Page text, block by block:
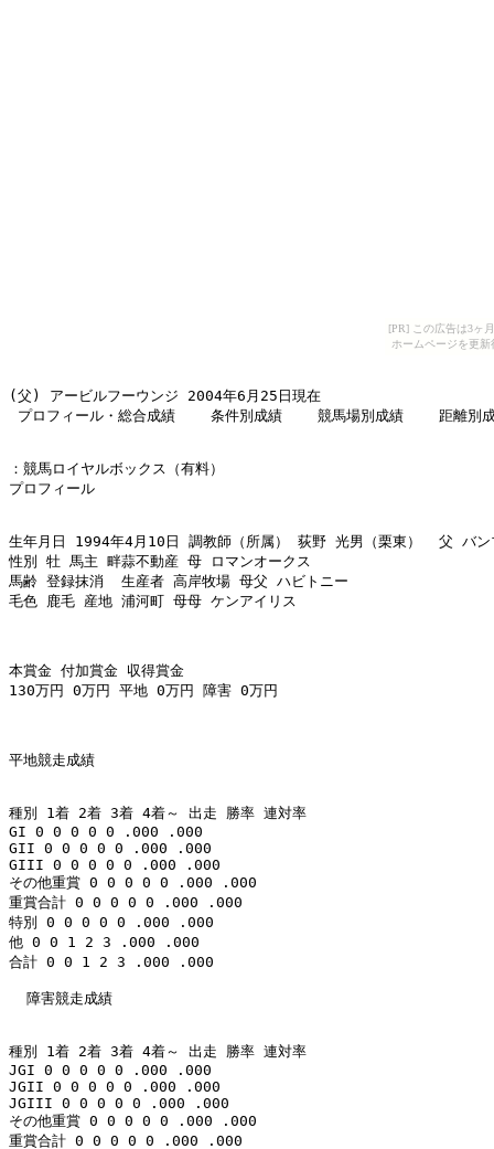
[PR] この広告は3ヶ
ホームページを更
(父) アービルフーウンジ 2004年6月25日現在
プロフィール・総合成績    条件別成績    競馬場別成績    距離別
：競馬ロイヤルボックス（有料）
プロフィール
生年月日 1994年4月10日 調教師（所属） 荻野 光男（栗東）  父 バ
性別 牡 馬主 畔蒜不動産 母 ロマンオークス
馬齢 登録抹消  生産者 高岸牧場 母父 ハビトニー
毛色 鹿毛 産地 浦河町 母母 ケンアイリス
本賞金 付加賞金 収得賞金
130万円 0万円 平地 0万円 障害 0万円
平地競走成績
種別 1着 2着 3着 4着～ 出走 勝率 連対率
GI 0 0 0 0 0 .000 .000
GII 0 0 0 0 0 .000 .000
GIII 0 0 0 0 0 .000 .000
その他重賞 0 0 0 0 0 .000 .000
重賞合計 0 0 0 0 0 .000 .000
特別 0 0 0 0 0 .000 .000
他 0 0 1 2 3 .000 .000
合計 0 0 1 2 3 .000 .000
  障害競走成績
種別 1着 2着 3着 4着～ 出走 勝率 連対率
JGI 0 0 0 0 0 .000 .000
JGII 0 0 0 0 0 .000 .000
JGIII 0 0 0 0 0 .000 .000
その他重賞 0 0 0 0 0 .000 .000
重賞合計 0 0 0 0 0 .000 .000